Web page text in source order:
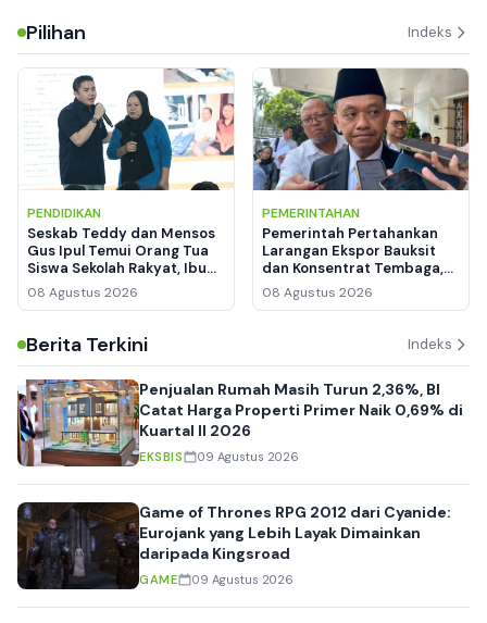
Pilihan Indeks
PENDIDIKAN
Seskab Teddy dan Mensos
Gus Ipul Temui Orang Tua
Siswa Sekolah Rakyat, Ibu
Siti Menangis Haru
08 Agustus 2026
PEMERINTAHAN
Pemerintah Pertahankan
Larangan Ekspor Bauksit
dan Konsentrat Tembaga,
Hilirisasi Logam Tanah
Jarang Mulai Dirancang
08 Agustus 2026
Berita Terkini Indeks
Penjualan Rumah Masih Turun 2,36%, BI
Catat Harga Properti Primer Naik 0,69% di
Kuartal II 2026
EKSBIS 09 Agustus 2026
Game of Thrones RPG 2012 dari Cyanide:
Eurojank yang Lebih Layak Dimainkan
daripada Kingsroad
GAME 09 Agustus 2026